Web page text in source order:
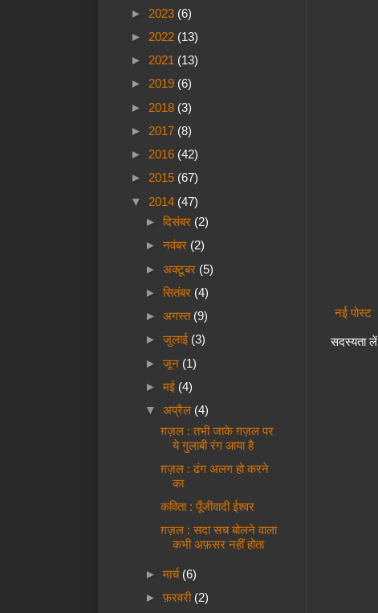
नई पोस्ट
सदस्यता लें
► 2023 (6)
► 2022 (13)
► 2021 (13)
► 2019 (6)
► 2018 (3)
► 2017 (8)
► 2016 (42)
► 2015 (67)
▼ 2014 (47)
► दिसंबर (2)
► नवंबर (2)
► अक्टूबर (5)
► सितंबर (4)
► अगस्त (9)
► जुलाई (3)
► जून (1)
► मई (4)
▼ अप्रैल (4)
ग़ज़ल : तभी जाके ग़ज़ल पर
ये गुलाबी रंग आया है
ग़ज़ल : ढंग अलग हो करने
का
कविता : पूँजीवादी ईश्वर
ग़ज़ल : सदा सच बोलने वाला
कभी अफ़सर नहीं होता
► मार्च (6)
► फ़रवरी (2)